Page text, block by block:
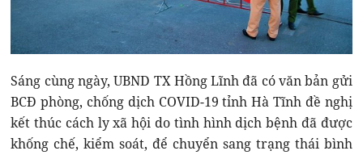
Sáng cùng ngày, UBND TX Hồng Lĩnh đã có văn bản gửi
BCĐ phòng, chống dịch COVID-19 tỉnh Hà Tĩnh đề nghị
kết thúc cách ly xã hội do tình hình dịch bệnh đã được
khống chế, kiểm soát, để chuyển sang trạng thái bình